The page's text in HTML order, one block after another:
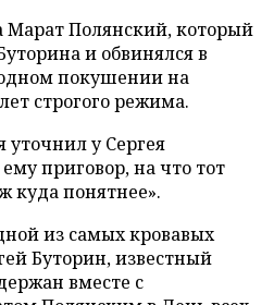
Марат Полянский, который
и обвинялся в
покушении на
строгого режима.
уточнил у Сергея
приговор, на что тот
куда понятнее».
из самых кровавых
Буторин, известный
вместе с